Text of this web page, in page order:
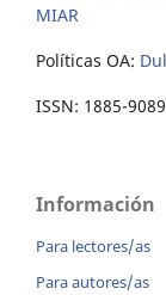
MIAR
Políticas OA:
ISSN: 1885-9089
Información
Para lectores/as
Para autores/as